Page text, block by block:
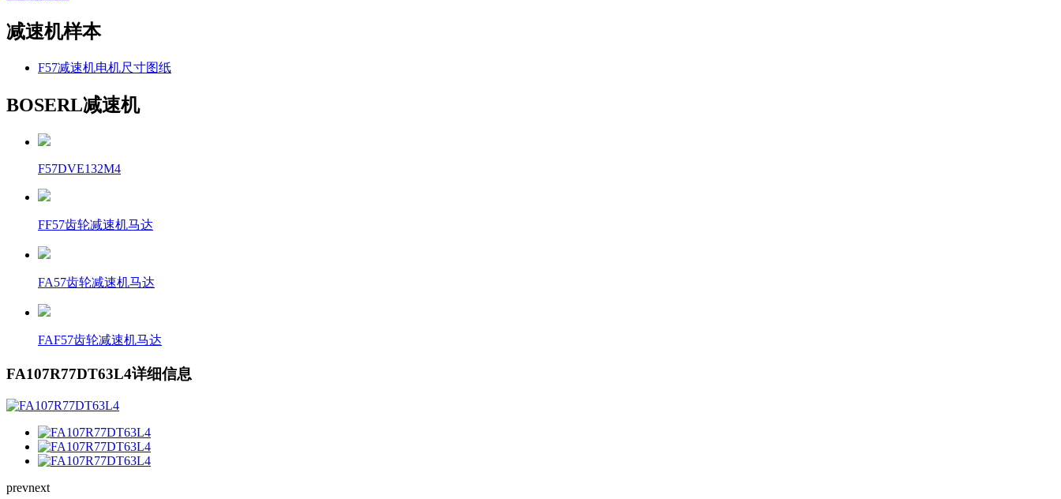
减速机样本
F57减速机电机尺寸图纸
BOSERL减速机
F57DVE132M4
FF57齿轮减速机马达
FA57齿轮减速机马达
FAF57齿轮减速机马达
FA107R77DT63L4详细信息
prevnext